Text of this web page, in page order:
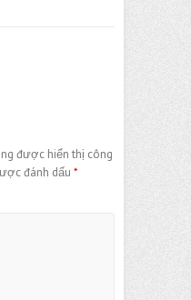
được hiển thị công
đánh dấu *